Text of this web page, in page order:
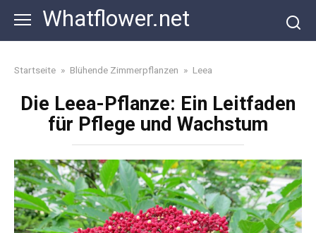
content
Whatflower.net
Startseite » Blühende Zimmerpflanzen » Leea
Die Leea-Pflanze: Ein Leitfaden
für Pflege und Wachstum